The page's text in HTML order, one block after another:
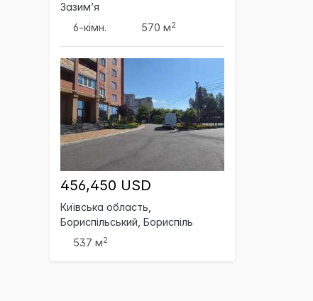
Зазим’я
6-кімн.
570 м2
456,450 USD
Київська область,
Бориспільський, Бориспіль
537 м2